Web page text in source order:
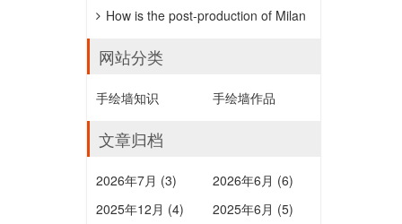
「HANDWERKSKUNST」抖雕，公價
How is the post-production of Milan
网站分类
手绘墙知识 手绘墙作品
文章归档
2026年7月 (3)
2026年6月 (6)
2025年12月 (4)
2025年6月 (5)